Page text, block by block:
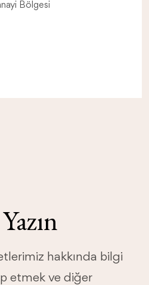
Bölgesi
hakkında bilgi
etmek ve diğer